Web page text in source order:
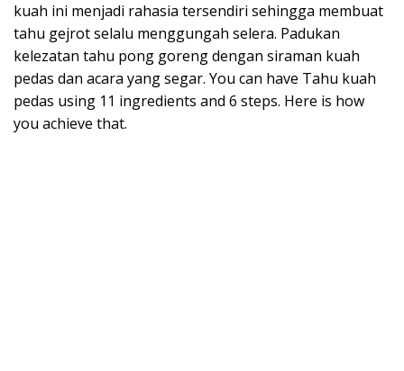
kuah ini menjadi rahasia tersendiri sehingga membuat
tahu gejrot selalu menggungah selera. Padukan
kelezatan tahu pong goreng dengan siraman kuah
pedas dan acara yang segar. You can have Tahu kuah
pedas using 11 ingredients and 6 steps. Here is how
you achieve that.